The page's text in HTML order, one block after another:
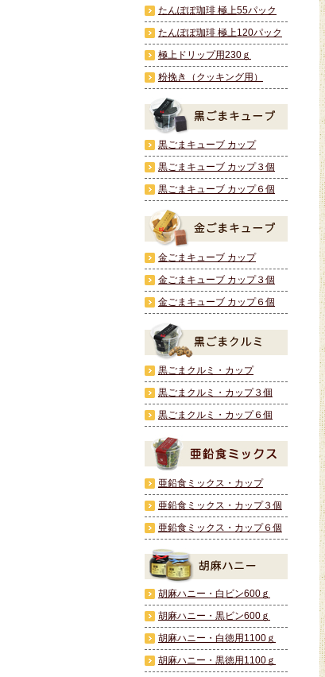
たんぽぽ珈琲 極上55パック
たんぽぽ珈琲 極上120パック
極上ドリップ用230ｇ
粉挽き（クッキング用）
黒ごまキューブ カップ
黒ごまキューブ カップ３個
黒ごまキューブ カップ６個
金ごまキューブ カップ
金ごまキューブ カップ３個
金ごまキューブ カップ６個
黒ごまクルミ・カップ
黒ごまクルミ・カップ３個
黒ごまクルミ・カップ６個
亜鉛食ミックス・カップ
亜鉛食ミックス・カップ３個
亜鉛食ミックス・カップ６個
胡麻ハニー・白ビン600ｇ
胡麻ハニー・黒ビン600ｇ
胡麻ハニー・白徳用1100ｇ
胡麻ハニー・黒徳用1100ｇ